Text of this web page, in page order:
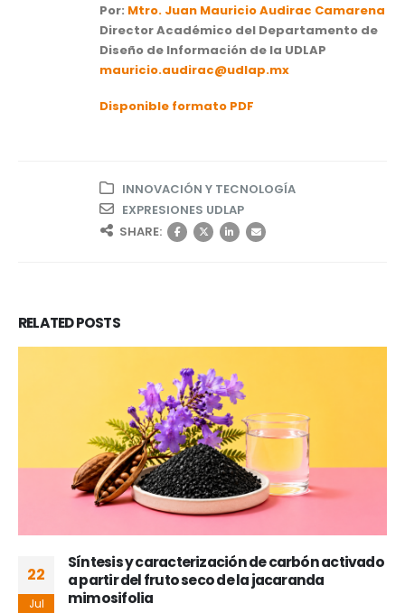
Por: Mtro. Juan Mauricio Audirac Camarena
Director Académico del Departamento de
Diseño de Información de la UDLAP
mauricio.audirac@udlap.mx
Disponible formato PDF
INNOVACIÓN Y TECNOLOGÍA
EXPRESIONES UDLAP
SHARE:
RELATEDPOSTS
22
Jul
Síntesis y caracterización de carbón activado
a partir del fruto seco de la jacaranda
mimosifolia